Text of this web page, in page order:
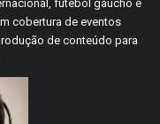
futebol gaúcho e
cobertura de eventos
de conteúdo para